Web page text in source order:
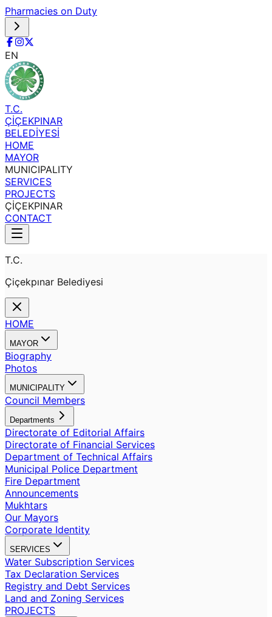
Pharmacies on Duty
EN
T.C.
ÇİÇEKPINAR
BELEDİYESİ
HOME
MAYOR
MUNICIPALITY
SERVICES
PROJECTS
ÇİÇEKPINAR
CONTACT
T.C.
Çiçekpınar Belediyesi
HOME
MAYOR
Biography
Photos
MUNICIPALITY
Council Members
Departments
Directorate of Editorial Affairs
Directorate of Financial Services
Department of Technical Affairs
Municipal Police Department
Fire Department
Announcements
Mukhtars
Our Mayors
Corporate Identity
SERVICES
Water Subscription Services
Tax Declaration Services
Registry and Debt Services
Land and Zoning Services
PROJECTS